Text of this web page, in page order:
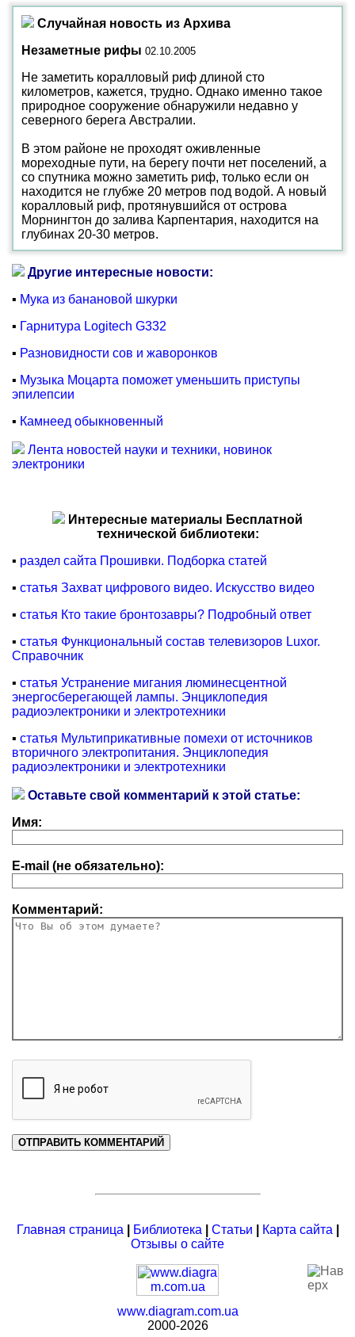
Случайная новость из Архива
Незаметные рифы 02.10.2005
Не заметить коралловый риф длиной сто
километров, кажется, трудно. Однако именно такое
природное сооружение обнаружили недавно у
северного берега Австралии.
В этом районе не проходят оживленные
мореходные пути, на берегу почти нет поселений, а
со спутника можно заметить риф, только если он
находится не глубже 20 метров под водой. А новый
коралловый риф, протянувшийся от острова
Морнингтон до залива Карпентария, находится на
глубинах 20-30 метров.
Другие интересные новости:
▪ Мука из банановой шкурки
▪ Гарнитура Logitech G332
▪ Разновидности сов и жаворонков
▪ Музыка Моцарта поможет уменьшить приступы
эпилепсии
▪ Камнеед обыкновенный
Лента новостей науки и техники, новинок
электроники
Интересные материалы Бесплатной
технической библиотеки:
▪ раздел сайта Прошивки. Подборка статей
▪ статья Захват цифрового видео. Искусство видео
▪ статья Кто такие бронтозавры? Подробный ответ
▪ статья Функциональный состав телевизоров Luxor.
Справочник
▪ статья Устранение мигания люминесцентной
энергосберегающей лампы. Энциклопедия
радиоэлектроники и электротехники
▪ статья Мультиприкативные помехи от источников
вторичного электропитания. Энциклопедия
радиоэлектроники и электротехники
Оставьте свой комментарий к этой статье:
Имя:
E-mail (не обязательно):
Комментарий:
Главная страница Библиотека Статьи Карта сайта
Отзывы о сайте
www.diagram.com.ua
2000-2026